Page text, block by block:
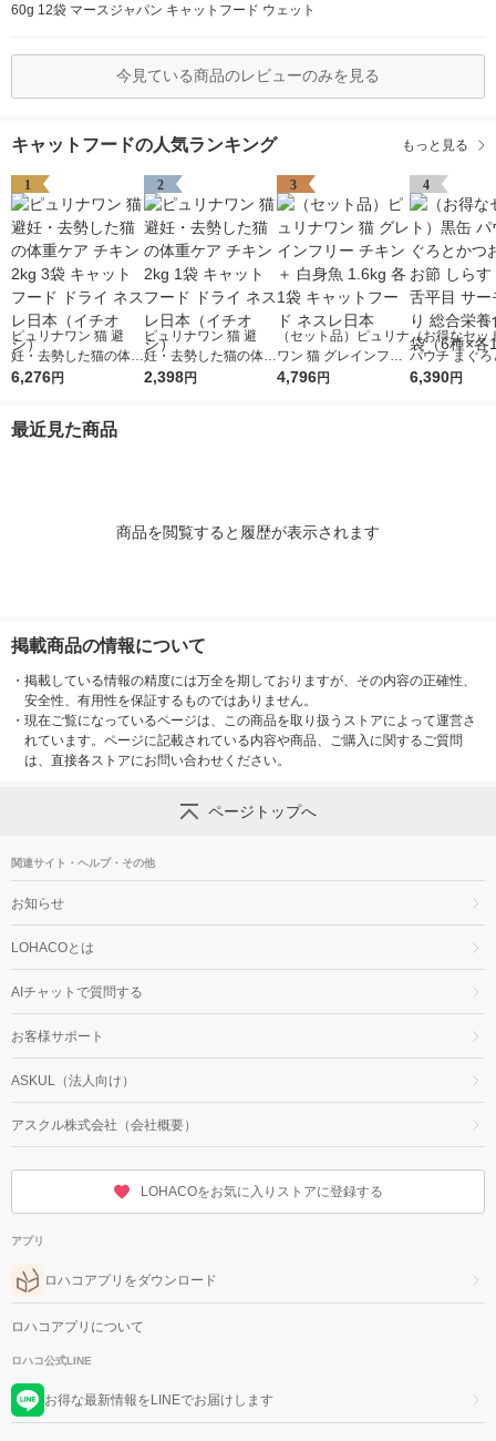
60g 12袋 マースジャパン キャットフード ウェット
今見ている商品のレビューのみを見る
キャットフードの人気ランキング もっと見る
1
ピュリナワン 猫 避
妊・去勢した猫の体重
ケア チキン 2kg 3袋
オシ）
6,276円
2
ピュリナワン 猫 避
妊・去勢した猫の体重
ケア チキン 2kg 1袋
2,398円
3
（セット品）ピュリナ
ワン 猫 グレインフリ
ー チキン ＋ 白身魚 1.
4,796円
4
（お得なセッ
パウチ まぐろ
お かつお節
6,390円
最近見た商品
商品を閲覧すると履歴が表示されます
掲載商品の情報について
・ 掲載している情報の精度には万全を期しておりますが、その内容の正確性、
安全性、有用性を保証するものではありません。
・ 現在ご覧になっているページは、この商品を取り扱うストアによって運営さ
れています。ページに記載されている内容や商品、ご購入に関するご質問
は、直接各ストアにお問い合わせください。
ページトップへ
関連サイト・ヘルプ・その他
お知らせ
LOHACOとは
AIチャットで質問する
お客様サポート
ASKUL（法人向け）
アスクル株式会社（会社概要）
LOHACOをお気に入りストアに登録する
アプリ
ロハコアプリをダウンロード
ロハコアプリについて
ロハコ公式LINE
お得な最新情報をLINEでお届けします